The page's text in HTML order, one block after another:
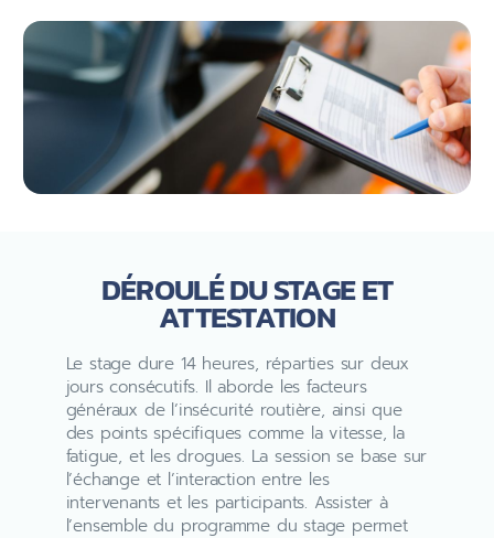
DÉROULÉ DU STAGE ET
ATTESTATION
Le stage dure 14 heures, réparties sur deux
jours consécutifs. Il aborde les facteurs
généraux de l’insécurité routière, ainsi que
des points spécifiques comme la vitesse, la
fatigue, et les drogues. La session se base sur
l’échange et l’interaction entre les
intervenants et les participants. Assister à
l’ensemble du programme du stage permet